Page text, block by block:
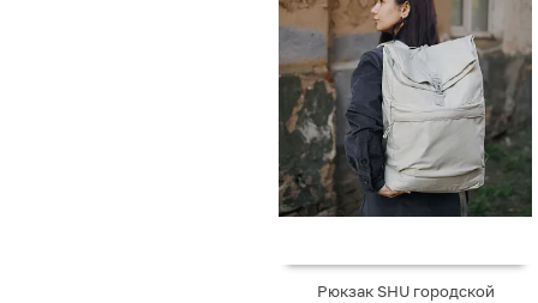
Рюкзак SHU городской